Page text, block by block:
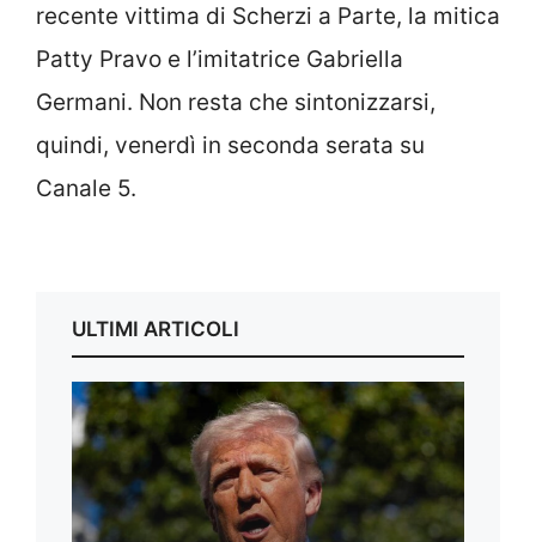
recente vittima di Scherzi a Parte, la mitica
Patty Pravo e l’imitatrice Gabriella
Germani. Non resta che sintonizzarsi,
quindi, venerdì in seconda serata su
Canale 5.
ULTIMI ARTICOLI